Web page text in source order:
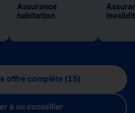
Assurance
habitation
offre complète (15)
à un conseiller